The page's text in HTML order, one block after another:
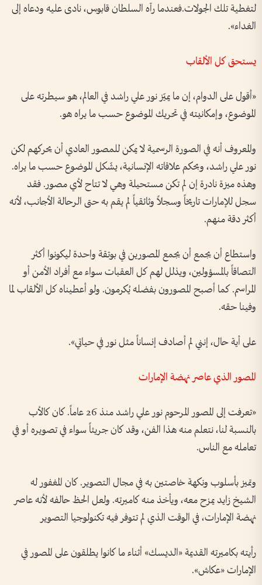
لتغطية تلك الجولات.فعندما رآه السلطان قابوس، نادى عليه ودعاه إلى
الغداء».
يستحق كل الألقاب
«أقول على الدوام، إن ما يميّز نور علي راشد في العالم، هو سيطرته على
الموضوع، وإمكانيته في تحريك الموضوع حسب ما يراه هو.
والمعروف أنه في الصورة الرسمية لا يمكن للمصور العادي أن يحركهم لكن
نور علي راشد، وبحكم علاقاته الإنسانية، يشّكل الموضوع حسب ما يراه.
وهذه ميزة نادرة إن لم تكن مستحيلة وهي لا تتاح لأي مصور. فقد
سجل للإمارات تاريخاً وسجلاً وثائقياً لم يقم به حتى الرحالة الأجانب، لأنه
أكثر دقة منهم.
واستطاع أن يجمع أن يجمع المصورين في بوتقة واحدة ليكونوا أكثر
التصاقاً بالمسؤولين، ويذلل لهم كل العقبات سواء مع أفراد الأمن أو
المراسم. كما أصبح المصورون بفضله يُكرمون. ولو أعطيناه كل الألقاب لما
وفينا حقه.
على أية حال، إنني لم أصادف إنساناً مثل نور في حياتي».
المصور الذي عاصر نهضة الإمارات
«تعرفت إلى المصور المرحوم نور علي راشد منذ 26 عاماً. كان كالأب
بالنسبة لنا، نتعلم منه هذا الفن، وقد كان جريئاً سواء في تصويره أو في
تعامله مع الناس.
وتميز بأسلوب ونكهة خاصتين به في مجال التصوير. كان المغفور له
الشيخ زايد يمزح معه، ويأخذ منه كاميرته. ولعل الحظ حالفه لأنه عاصر
نهضة الإمارات، في الوقت الذي لم تتوفر فيه تكنولوجيا التصوير
رأيته بكاميرته القديمة «الديسك» أثناء ما كانوا يطلقون على المصور في
الإمارات «عكاش».